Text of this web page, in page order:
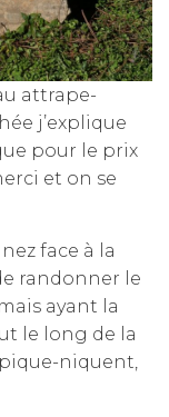
attrape-
j’explique
pour le prix
et on se
face à la
randonner le
ayant la
le long de la
pique-niquent,